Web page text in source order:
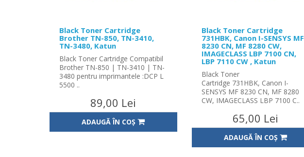
Black Toner Cartridge
Brother TN-850, TN-3410,
TN-3480, Katun
Black Toner Cartridge Compatibil
Brother TN-850 | TN-3410 | TN-
3480 pentru imprimantele :DCP L
5500 ..
89,00 Lei
ADAUGĂ ÎN COŞ
Black Toner Cartridge
731HBK, Canon I-SENSYS MF
8230 CN, MF 8280 CW,
IMAGECLASS LBP 7100 CN,
LBP 7110 CW , Katun
Black Toner
Cartridge 731HBK, Canon I-
SENSYS MF 8230 CN, MF 8280
CW, IMAGECLASS LBP 7100 C..
65,00 Lei
ADAUGĂ ÎN COŞ